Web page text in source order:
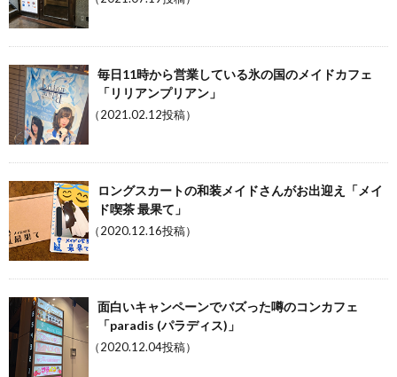
毎日11時から営業している氷の国のメイドカフェ
「リリアンプリアン」
（2021.02.12投稿）
ロングスカートの和装メイドさんがお出迎え「メイ
ド喫茶 最果て」
（2020.12.16投稿）
面白いキャンペーンでバズった噂のコンカフェ
「paradis (パラディス)」
（2020.12.04投稿）